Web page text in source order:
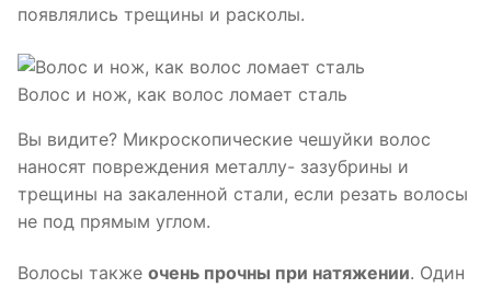
появлялись трещины и расколы.
Волос и нож, как волос ломает сталь
Вы видите? Микроскопические чешуйки волос
наносят повреждения металлу- зазубрины и
трещины на закаленной стали, если резать волосы
не под прямым углом.
Волосы также очень прочны при натяжении. Один